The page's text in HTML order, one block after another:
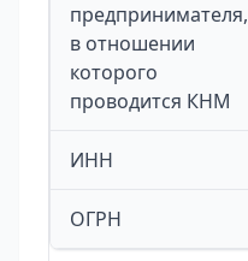
предпринимателя,
в отношении
которого
проводится КНМ
ИНН
ОГРН